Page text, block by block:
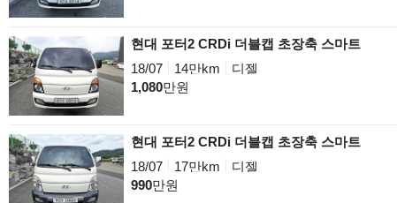
현대 포터2 CRDi 더블캡 초장축 스마트
18/07
14만km
디젤
1,080만원
현대 포터2 CRDi 더블캡 초장축 스마트
18/07
17만km
디젤
990만원